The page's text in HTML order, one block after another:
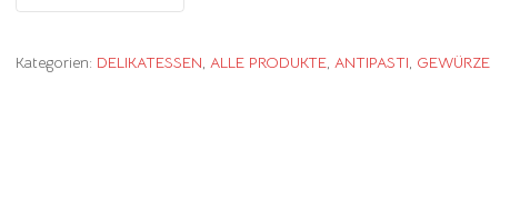
Kategorien: DELIKATESSEN ALLE PRODUKTE, ANTIPASTI GEWÜRZE